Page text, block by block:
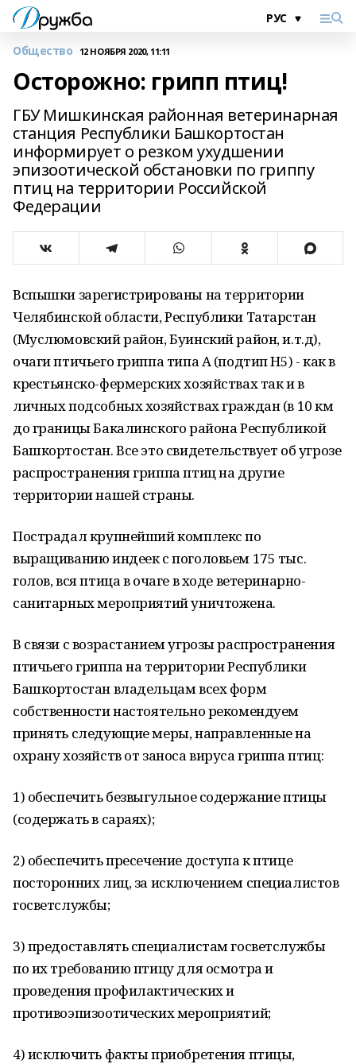
Общество 12 НОЯБРЯ 2020, 11:11
Осторожно: грипп птиц!
ГБУ Мишкинская районная ветеринарная
станция Республики Башкортостан
информирует о резком ухудшении
эпизоотической обстановки по гриппу
птиц на территории Российской
Федерации
Вспышки зарегистрированы на территории
Челябинской области, Республики Татарстан
(Муслюмовский район, Буинский район, и.т.д),
очаги птичьего гриппа типа А (подтип Н5) - как в
крестьянско-фермерских хозяйствах так и в
личных подсобных хозяйствах граждан (в 10 км
до границы Бакалинского района Республикой
Башкортостан. Все это свидетельствует об угрозе
распространения гриппа птиц на другие
территории нашей страны.
Пострадал крупнейший комплекс по
выращиванию индеек с поголовьем 175 тыс.
голов, вся птица в очаге в ходе ветеринарно-
санитарных мероприятий уничтожена.
В связи с возрастанием угрозы распространения
птичьего гриппа на территории Республики
Башкортостан владельцам всех форм
собственности настоятельно рекомендуем
принять следующие меры, направленные на
охрану хозяйств от заноса вируса гриппа птиц:
1) обеспечить безвыгульное содержание птицы
(содержать в сараях);
2) обеспечить пресечение доступа к птице
посторонних лиц, за исключением специалистов
госветслужбы;
3) предоставлять специалистам госветслужбы
по их требованию птицу для осмотра и
проведения профилактических и
противоэпизоотических мероприятий;
4) исключить факты приобретения птицы,